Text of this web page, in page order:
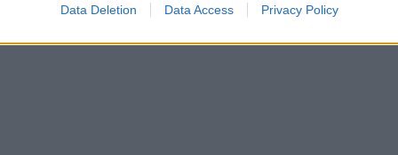
Data Deletion Data Access Privacy Policy